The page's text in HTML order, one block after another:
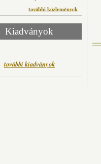
további közlemények
Kiadványok
további kiadványok